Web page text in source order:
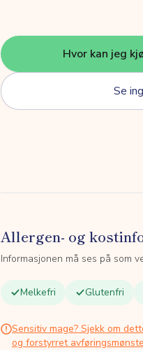
Hvor kan jeg
Se
Allergen- og
Informasjonen må ses på som
Melkefri Glutenfri
Sensitiv mage? Sjekk om
og forstyrret